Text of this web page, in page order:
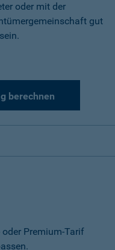
oder mit der
gut
berechnen
oder Premium-Tarif